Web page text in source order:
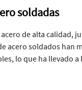
soldadas
de alta calidad,
acero soldados han
lo que ha llevado
¿qué se